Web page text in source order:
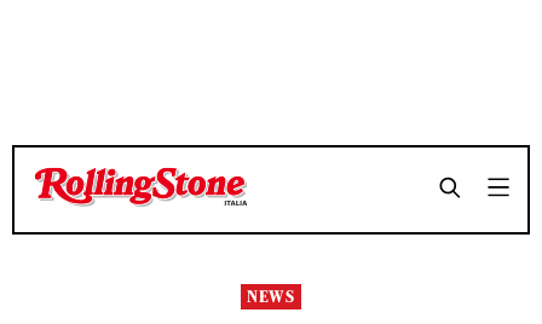
TEMPO DI LETTURA 3 MINUTI
TEMPO DI LETTURA 3 MINUTI
NEWS